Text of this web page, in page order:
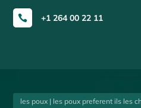
 +1 264 00 22 11
les poux | les poux preferent ils les